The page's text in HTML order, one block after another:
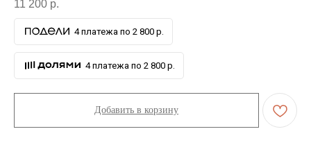
11 200 р.
4 платежа по 2 800 р.
4 платежа по 2 800 р.
Добавить в корзину